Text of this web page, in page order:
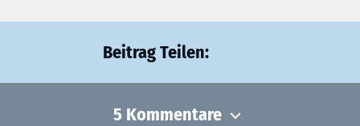
Beitrag Teilen:
5 Kommentare